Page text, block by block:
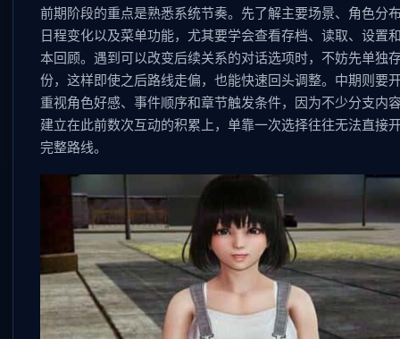
前期阶段的重点是熟悉系统节奏。先了解主要场景、角色分
日程变化以及菜单功能，尤其要学会查看存档、读取、设置
本回顾。遇到可以改变后续关系的对话选项时，不妨先单独
份，这样即使之后路线走偏，也能快速回头调整。中期则要
重视角色好感、事件顺序和章节触发条件，因为不少分支内
建立在此前数次互动的积累上，单靠一次选择往往无法直接
完整路线。